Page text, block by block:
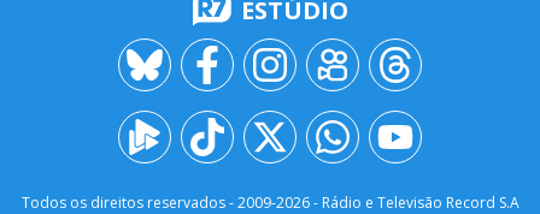
ESTÚDIO
Todos os direitos reservados - 2009-2026- Rádio e Televisão Record S.A